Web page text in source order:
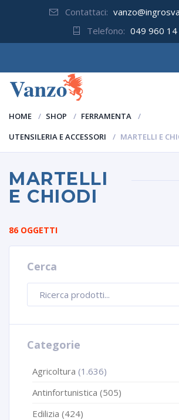
Contattaci:
Telefono: 049 960 14
HOME SHOP
FERRAMENTA
UTENSILERIA E ACCESSORI
MARTELLI E
MARTELLI
E CHIODI
86 OGGETTI
Cerca
prodotti
Categorie
Agricoltura (1.636)
Antinfortunistica (505)
Edilizia (424)